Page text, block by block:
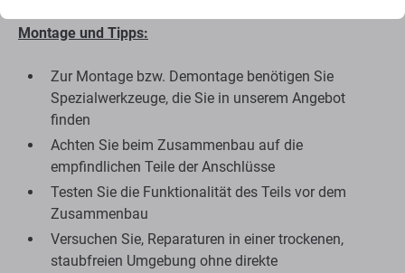
Montage und Tipps:
Zur Montage bzw. Demontage benötigen Sie
Spezialwerkzeuge, die Sie in unserem Angebot
finden
Achten Sie beim Zusammenbau auf die
empfindlichen Teile der Anschlüsse
Testen Sie die Funktionalität des Teils vor dem
Zusammenbau
Versuchen Sie, Reparaturen in einer trockenen,
staubfreien Umgebung ohne direkte